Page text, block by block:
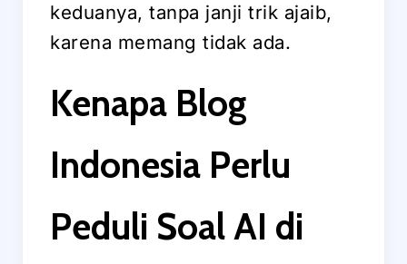
keduanya, tanpa janji trik ajaib,
karena memang tidak ada.
Kenapa Blog
Indonesia Perlu
Peduli Soal AI di